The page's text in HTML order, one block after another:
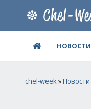
НОВОСТИ
chel-week»Новости